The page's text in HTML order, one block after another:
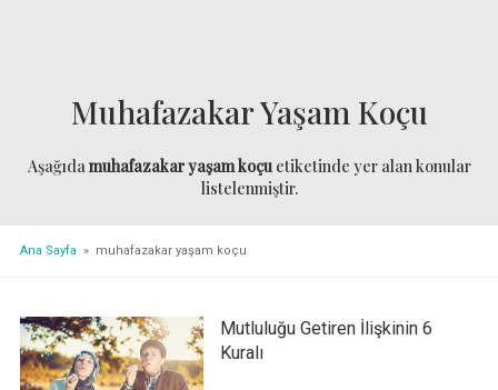
Muhafazakar Yaşam Koçu
Aşağıdamuhafazakar yaşam koçuetiketinde yer alan konular
listelenmiştir.
Ana Sayfa » muhafazakar yaşam koçu
Mutluluğu Getiren İlişkinin 6
Kuralı